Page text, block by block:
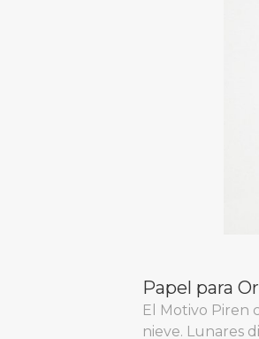
Papel para
El Motivo Piren
nieve. Lunares